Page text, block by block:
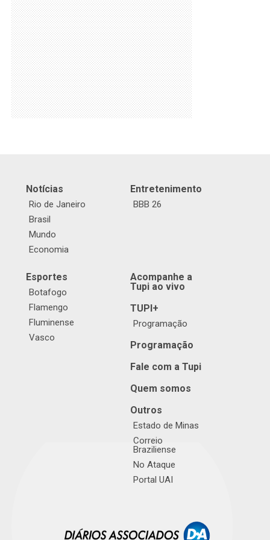
Notícias
Rio de Janeiro
Brasil
Mundo
Economia
Entretenimento
BBB 26
Esportes
Botafogo
Flamengo
Fluminense
Vasco
Acompanhe a
Tupi ao vivo
TUPI+
Programação
Programação
Fale com a Tupi
Quem somos
Outros
Estado de Minas
Correio
Braziliense
No Ataque
Portal UAI